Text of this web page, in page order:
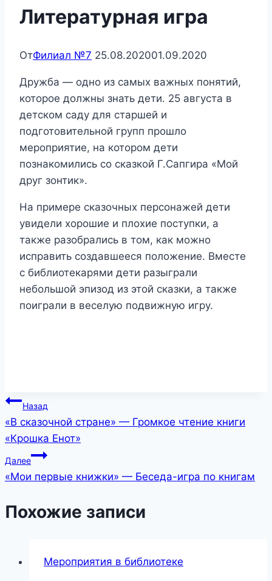
Литературная игра
ОтФилиал №7 25.08.202001.09.2020
Дружба — одно из самых важных понятий,
которое должны знать дети. 25 августа в
детском саду для старшей и
подготовительной групп прошло
мероприятие, на котором дети
познакомились со сказкой Г.Сапгира «Мой
друг зонтик».
На примере сказочных персонажей дети
увидели хорошие и плохие поступки, а
также разобрались в том, как можно
исправить создавшееся положение. Вместе
с библиотекарями дети разыграли
небольшой эпизод из этой сказки, а также
поиграли в веселую подвижную игру.
Навигация
по
записям
Назад
«В сказочной стране» — Громкое чтение книги
«Крошка Енот»
Далее
«Мои первые книжки» — Беседа-игра по книгам
Похожие записи
Мероприятия в библиотеке